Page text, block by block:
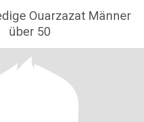
Ouarzazat Männer
über 50